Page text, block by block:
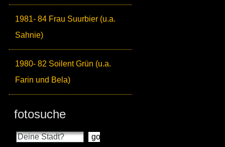
1981- 84 Frau Suurbier (u.a.
Sahnie)
1980- 82 Soilent Grün (u.a.
Farin und Bela)
fotosuche